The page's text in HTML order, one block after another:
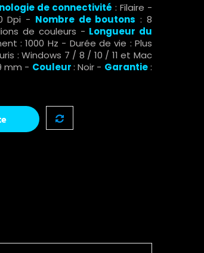
de connectivité : Filaire -
Dpi - Nombre de boutons : 8
de couleurs - Longueur du
: 1000 Hz - Durée de vie : Plus
: Windows 7 / 8 / 10 / 11 et Mac
mm - Couleur: Noir - Garantie: